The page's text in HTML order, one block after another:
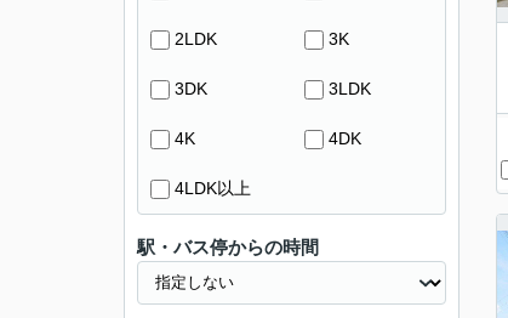
2LDK 3K
3DK 3LDK
4K 4DK
4LDK以上
駅・バス停からの時間